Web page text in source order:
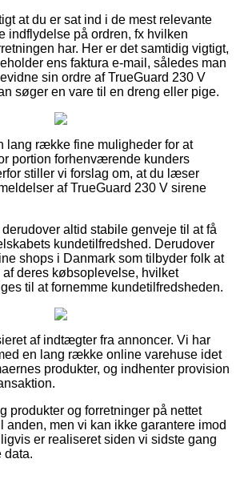
at du er sat ind i de mest relevante
indflydelse på ordren, fx hvilken
har. Her er det samtidig vigtigt,
ens faktura e-mail, således man
sin ordre af TrueGuard 230 V
søger en vare til en dreng eller pige.
lang række fine muligheder for at
portion forhenværende kunders
stiller vi forslag om, at du læser
af TrueGuard 230 V sirene
altid stabile genveje til at få
kundetilfredshed. Derudover
shops i Danmark som tilbyder folk at
deres købsoplevelse, hvilket
til at fornemme kundetilfredsheden.
af indtægter fra annoncer. Vi har
en lang række online varehuse idet
produkter, og indhenter provision
produkter og forretninger på nettet
anden, men vi kan ikke garantere imod
er realiseret siden vi sidste gang
data.